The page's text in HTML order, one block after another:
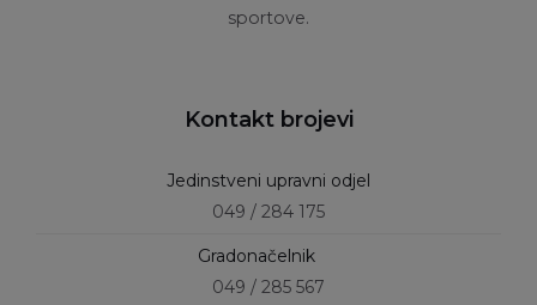
sportove.
Kontakt brojevi
Jedinstveni upravni odjel
049 / 284 175
Gradonačelnik
049 / 285 567